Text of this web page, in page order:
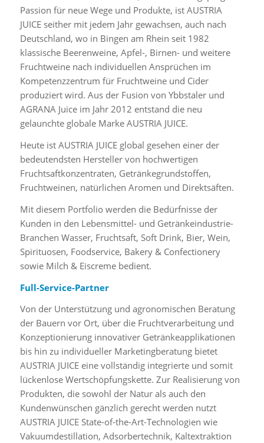
Passion für neue Wege und Produkte, ist AUSTRIA
JUICE seither mit jedem Jahr gewachsen, auch nach
Deutschland, wo in Bingen am Rhein seit 1982
klassische Beerenweine, Apfel-, Birnen- und weitere
Fruchtweine nach individuellen Ansprüchen im
Kompetenzzentrum für Fruchtweine und Cider
produziert wird. Aus der Fusion von Ybbstaler und
AGRANA Juice im Jahr 2012 entstand die neu
gelaunchte globale Marke AUSTRIA JUICE.
Heute ist AUSTRIA JUICE global gesehen einer der
bedeutendsten Hersteller von hochwertigen
Fruchtsaftkonzentraten, Getränkegrundstoffen,
Fruchtweinen, natürlichen Aromen und Direktsäften.
Mit diesem Portfolio werden die Bedürfnisse der
Kunden in den Lebensmittel- und Getränkeindustrie-
Branchen Wasser, Fruchtsaft, Soft Drink, Bier, Wein,
Spirituosen, Foodservice, Bakery & Confectionery
sowie Milch & Eiscreme bedient.
Full-Service-Partner
Von der Unterstützung und agronomischen Beratung
der Bauern vor Ort, über die Fruchtverarbeitung und
Konzeptionierung innovativer Getränkeapplikationen
bis hin zu individueller Marketingberatung bietet
AUSTRIA JUICE eine vollständig integrierte und somit
lückenlose Wertschöpfungskette. Zur Realisierung von
Produkten, die sowohl der Natur als auch den
Kundenwünschen gänzlich gerecht werden nutzt
AUSTRIA JUICE State-of-the-Art-Technologien wie
Vakuumdestillation, Adsorbertechnik, Kaltextraktion